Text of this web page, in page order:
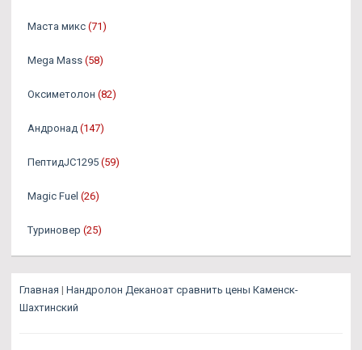
Маста микс (71)
Mega Mass (58)
Оксиметолон (82)
Андронад (147)
ПептидJC1295 (59)
Magic Fuel (26)
Туриновер (25)
Главная | Нандролон Деканоат сравнить цены Каменск-
Шахтинский